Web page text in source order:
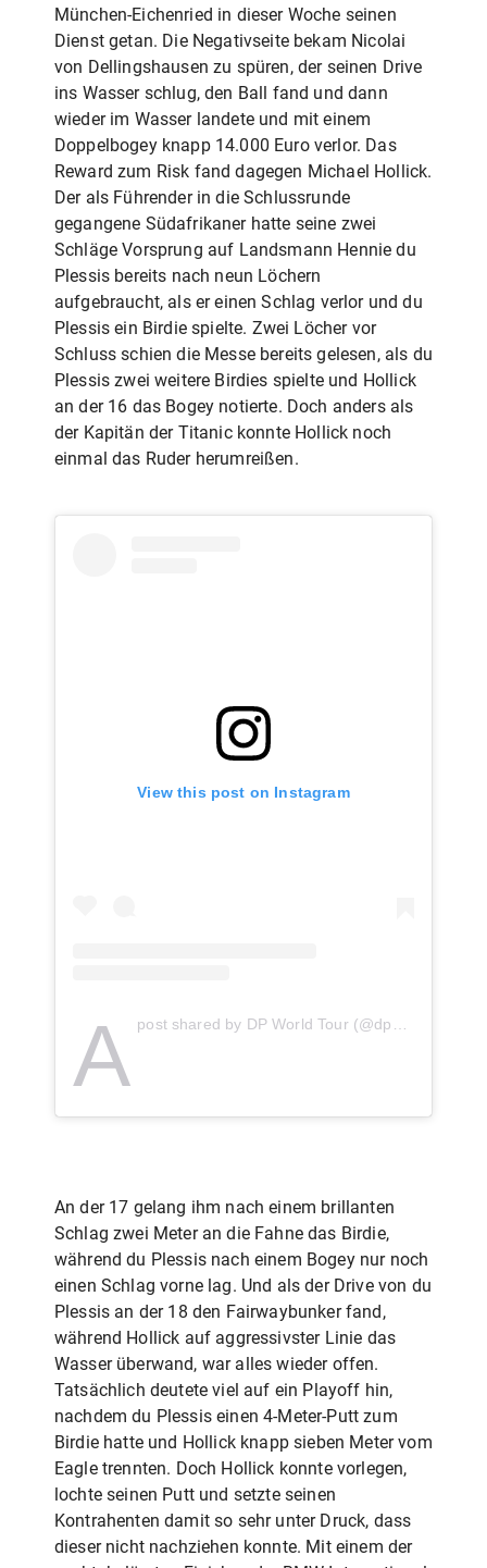
München-Eichenried in dieser Woche seinen
Dienst getan. Die Negativseite bekam Nicolai
von Dellingshausen zu spüren, der seinen Drive
ins Wasser schlug, den Ball fand und dann
wieder im Wasser landete und mit einem
Doppelbogey knapp 14.000 Euro verlor. Das
Reward zum Risk fand dagegen Michael Hollick.
Der als Führender in die Schlussrunde
gegangene Südafrikaner hatte seine zwei
Schläge Vorsprung auf Landsmann Hennie du
Plessis bereits nach neun Löchern
aufgebraucht, als er einen Schlag verlor und du
Plessis ein Birdie spielte. Zwei Löcher vor
Schluss schien die Messe bereits gelesen, als du
Plessis zwei weitere Birdies spielte und Hollick
an der 16 das Bogey notierte. Doch anders als
der Kapitän der Titanic konnte Hollick noch
einmal das Ruder herumreißen.
View this post on Instagram
A post shared by DP World Tour (@dpworldtour)
An der 17 gelang ihm nach einem brillanten
Schlag zwei Meter an die Fahne das Birdie,
während du Plessis nach einem Bogey nur noch
einen Schlag vorne lag. Und als der Drive von du
Plessis an der 18 den Fairwaybunker fand,
während Hollick auf aggressivster Linie das
Wasser überwand, war alles wieder offen.
Tatsächlich deutete viel auf ein Playoff hin,
nachdem du Plessis einen 4-Meter-Putt zum
Birdie hatte und Hollick knapp sieben Meter vom
Eagle trennten. Doch Hollick konnte vorlegen,
lochte seinen Putt und setzte seinen
Kontrahenten damit so sehr unter Druck, dass
dieser nicht nachziehen konnte. Mit einem der